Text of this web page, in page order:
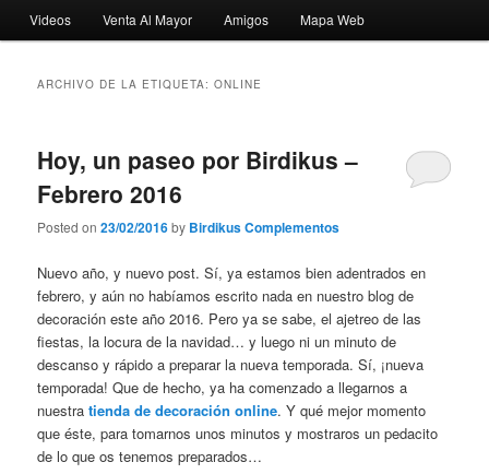
Videos Venta Al Mayor Amigos Mapa Web
ARCHIVO DE LA ETIQUETA:ONLINE
Hoy, un paseo por Birdikus –
Febrero 2016
Posted on23/02/2016by Birdikus Complementos
Nuevo año, y nuevo post. Sí, ya estamos bien adentrados en
febrero, y aún no habíamos escrito nada en nuestro blog de
decoración este año 2016. Pero ya se sabe, el ajetreo de las
fiestas, la locura de la navidad… y luego ni un minuto de
descanso y rápido a preparar la nueva temporada. Sí, ¡nueva
temporada! Que de hecho, ya ha comenzado a llegarnos a
nuestratienda de decoración online. Y qué mejor momento
que éste, para tomarnos unos minutos y mostraros un pedacito
de lo que os tenemos preparados…